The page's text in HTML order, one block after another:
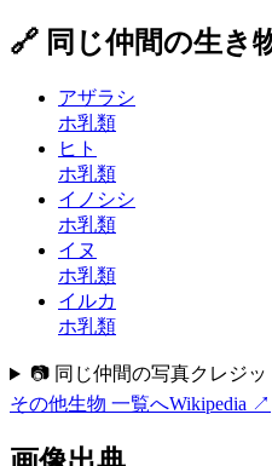
🔗 同じ仲間の生き
アザラシ
ホ乳類
ヒト
ホ乳類
イノシシ
ホ乳類
イヌ
ホ乳類
イルカ
ホ乳類
📷 同じ仲間の写真クレジッ
その他生物 一覧へWikipedia ↗